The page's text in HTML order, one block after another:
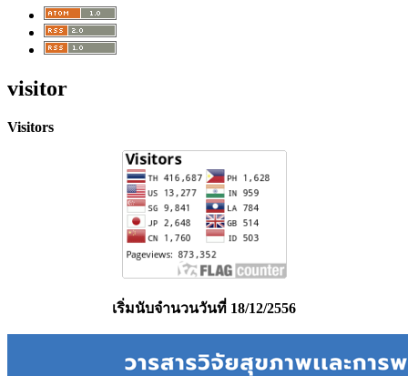
visitor
Visitors
เริ่มนับจำนวนวันที่ 18/12/2556